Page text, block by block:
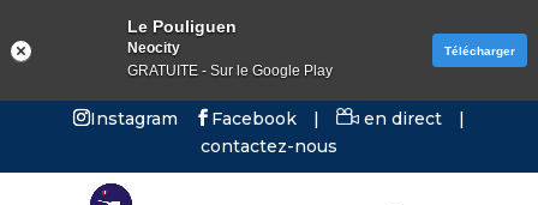
Instagram Facebook | en direct
|
contactez-nous
Le Pouliguen
Neocity
GRATUITE - Sur le Google Play
Télécharger